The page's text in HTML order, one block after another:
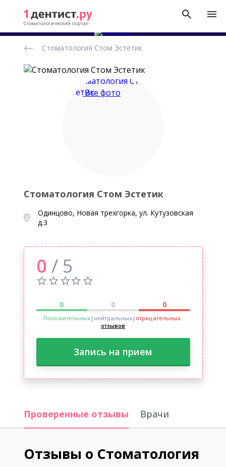
стоматологических
Стоматология Стом Эстетик
Все фото
Стоматология Стом Эстетик
Одинцово, Новая трехгорка, ул. Кутузовская
д.3
0 / 5
0 0 0
Положительных|нейтральных| отрицательных
отзывов
Запись на прием
Проверенные отзывы Врачи
Отзывы о Стоматология